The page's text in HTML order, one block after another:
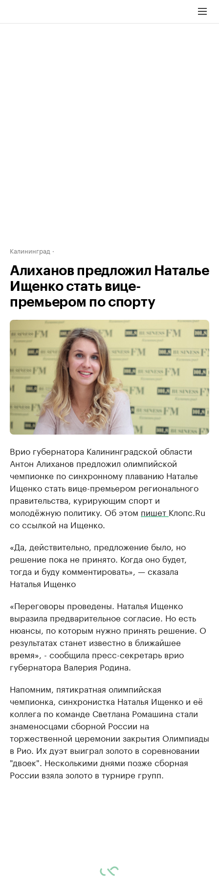
Калининград
Алиханов предложил Наталье
Ищенко стать вице-
премьером по спорту
Врио губернатора Калининградской области
Антон Алиханов предложил олимпийской
чемпионке по синхронному плаванию Наталье
Ищенко стать вице-премьером регионального
правительства, курирующим спорт и
молодёжную политику. Об этом пишет Клопс.Ru
со ссылкой на Ищенко.
«Да, действительно, предложение было, но
решение пока не принято. Когда оно будет,
тогда и буду комментировать», — сказала
Наталья Ищенко
«Переговоры проведены. Наталья Ищенко
выразила предварительное согласие. Но есть
нюансы, по которым нужно принять решение. О
результатах станет известно в ближайшее
время», - сообщила пресс-секретарь врио
губернатора Валерия Родина.
Напомним, пятикратная олимпийская
чемпионка, синхронистка Наталья Ищенко и её
коллега по команде Светлана Ромашина стали
знаменосцами сборной России на
торжественной церемонии закрытия Олимпиады
в Рио. Их дуэт выиграл золото в соревновании
"двоек". Несколькими днями позже сборная
России взяла золото в турнире групп.